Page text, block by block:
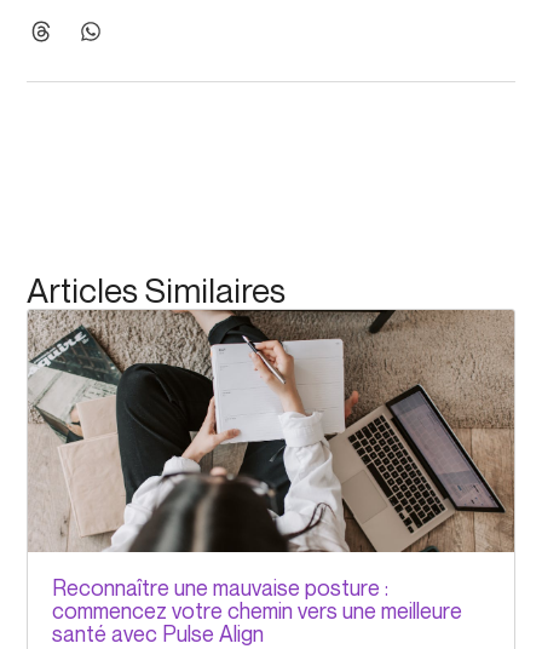
Articles Similaires
Reconnaître une mauvaise posture :
commencez votre chemin vers une meilleure
santé avec Pulse Align